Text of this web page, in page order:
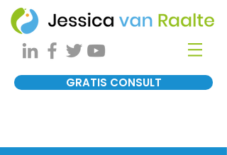
GRATIS CONSULT